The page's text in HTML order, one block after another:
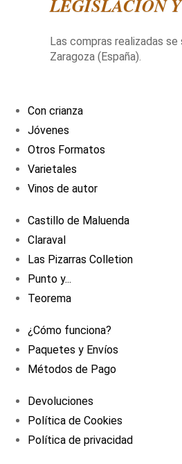
LEGISLACIÓN
Las compras realizadas
Zaragoza (España).
Con crianza
Jóvenes
Otros Formatos
Varietales
Vinos de autor
Castillo de Maluenda
Claraval
Las Pizarras Colletion
Punto y...
Teorema
¿Cómo funciona?
Paquetes y Envíos
Métodos de Pago
Devoluciones
Política de Cookies
Política de privacidad